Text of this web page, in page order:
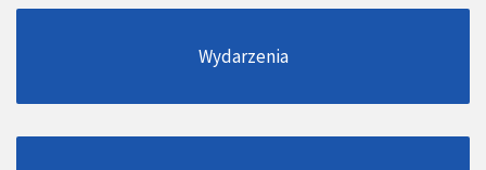
Wydarzenia